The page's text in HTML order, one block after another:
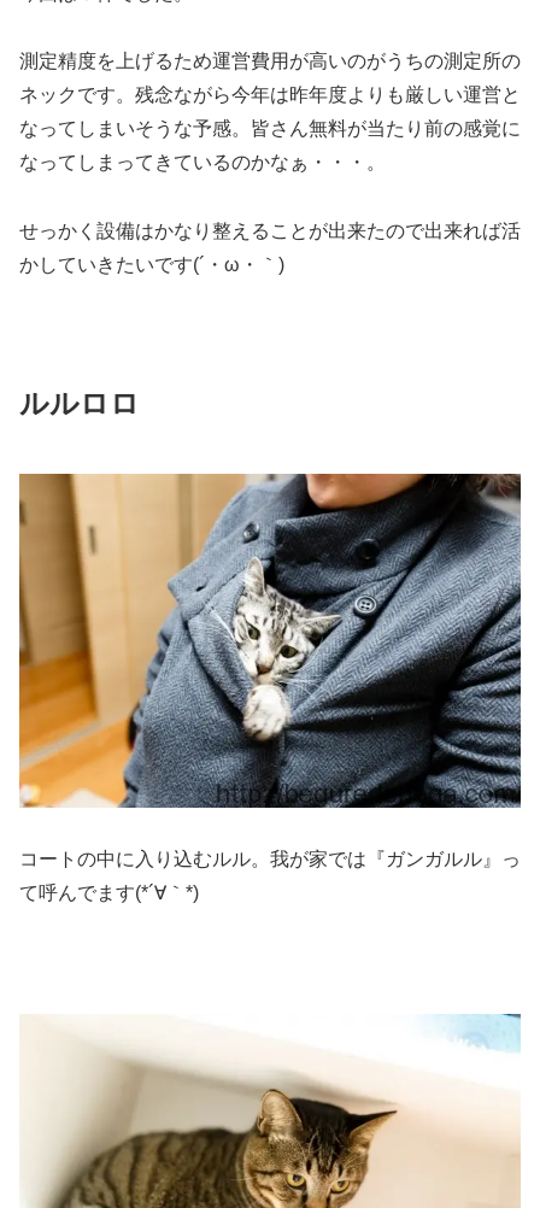
測定精度を上げるため運営費用が高いのがうちの測定所の
ネックです。残念ながら今年は昨年度よりも厳しい運営と
なってしまいそうな予感。皆さん無料が当たり前の感覚に
なってしまってきているのかなぁ・・・。
せっかく設備はかなり整えることが出来たので出来れば活
かしていきたいです(´・ω・｀)
ルルロロ
コートの中に入り込むルル。我が家では『ガンガルル』っ
て呼んでます(*´∀｀*)